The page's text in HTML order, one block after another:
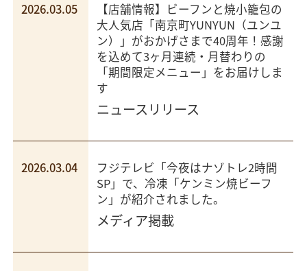
2026.03.05
【店舗情報】ビーフンと焼小籠包の
大人気店「南京町YUNYUN（ユンユ
ン）」がおかげさまで40周年！感謝
を込めて3ヶ月連続・月替わりの
「期間限定メニュー」をお届けしま
す
ニュースリリース
2026.03.04
フジテレビ「今夜はナゾトレ2時間
SP」で、冷凍「ケンミン焼ビーフ
ン」が紹介されました。
メディア掲載